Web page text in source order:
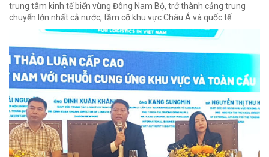
trung tâm kinh tế biển vùng Đông Nam Bộ, trở thành cảng trung
chuyển lớn nhất cả nước, tầm cỡ khu vực Châu Á và quốc tế.